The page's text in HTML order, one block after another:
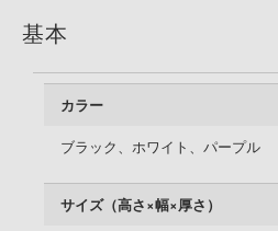
基本
カラー
ブラック、ホワイト、パープル
サイズ（高さ×幅×厚さ）